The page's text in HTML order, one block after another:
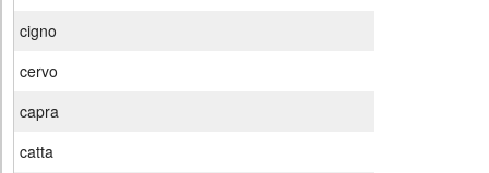
cigno
cervo
capra
catta